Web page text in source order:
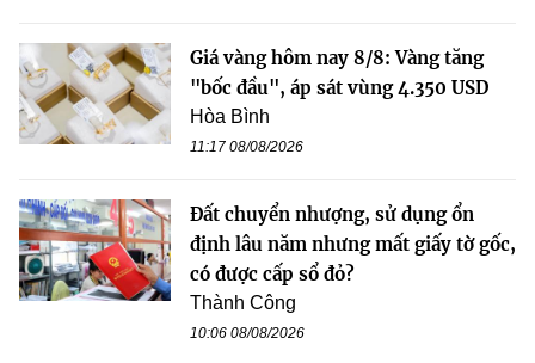
Giá vàng hôm nay 8/8: Vàng tăng
"bốc đầu", áp sát vùng 4.350 USD
Hòa Bình
11:17 08/08/2026
Đất chuyển nhượng, sử dụng ổn
định lâu năm nhưng mất giấy tờ gốc,
có được cấp sổ đỏ?
Thành Công
10:06 08/08/2026